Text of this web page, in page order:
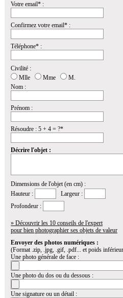
Votre email* :
Confirmez votre email* :
Téléphone* :
Civilité :
Mlle
Mme
M.
Nom :
Prénom :
Résoudre : 5 + 4 = ?*
Décrire l'objet :
Dimensions de l'objet (en cm) :
Hauteur :
Largeur :
Profondeur :
» Découvrir les 10 conseils de l'expert
pour bien photographier ses objets de valeur
Envoyer des photos numériques :
(Format .zip, .jpg, .gif, .pdf... et poids
Une photo générale de face :
Une photo du dos ou du dessous :
Une signature ou un détail :